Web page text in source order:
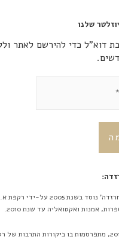
שלנו
דוא"ל כדי להירשם לאתר
כתב העת 'שחרזדה' נוסד בשנת
אמנות ואקטואליה עד שנת 2010.